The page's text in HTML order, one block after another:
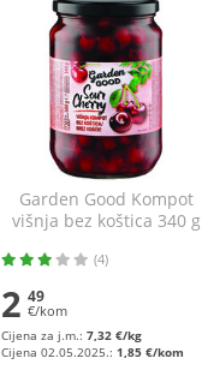
Garden Good Kompot
višnja bez koštica 340 g
(4)
2 49
€/kom
Cijena za j.m.: 7,32 €/kg
Cijena 02.05.2025.: 1,85 €/kom